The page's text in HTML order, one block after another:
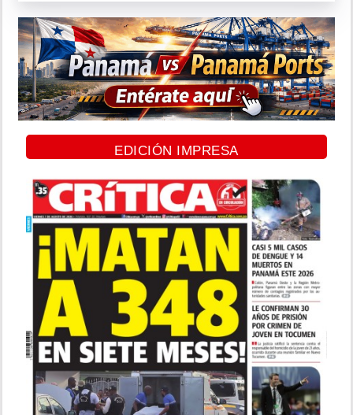
EDICIÓN IMPRESA